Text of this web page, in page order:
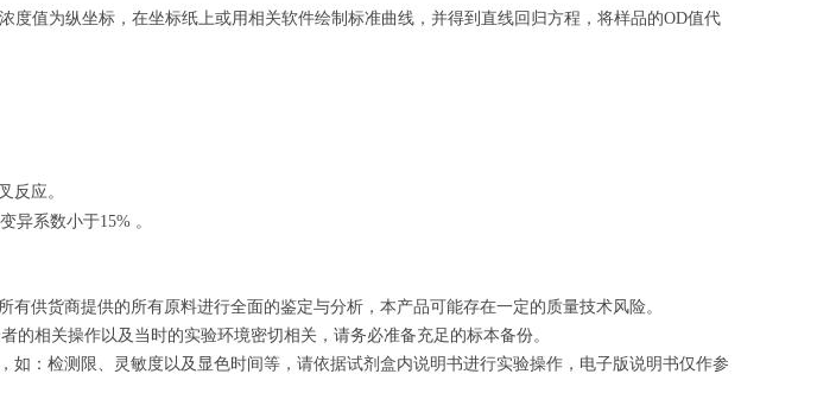
度值为纵坐标，在坐标纸上或用相关软件绘制 标准曲线 ，并得到 直线回归方程 ， 将样品的OD值代
反应。
异系数小于15% 。
供货商提供的所有原料进行全面的鉴定与分析，本产品可能存在一定的质量技术风险。
的相关操作以及当时的实验环境密切相关，请务必准备充足的标本备份。
如：检测限、灵敏度以及显色时间等，请依据试剂盒内说明书进行实验操作，电子版说明书仅作参